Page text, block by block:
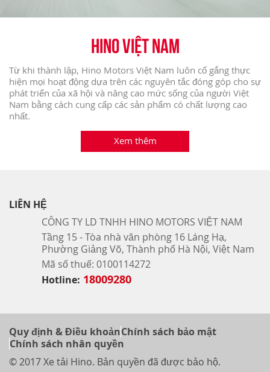
HINO VIỆT NAM
Từ khi thành lập, Hino Motors Việt Nam luôn cố gắng thực
hiện mọi hoạt động dựa trên các nguyên tắc đóng góp cho sự
phát triển của xã hội và nâng cao mức sống của người Việt
Nam bằng cách cung cấp các sản phẩm có chất lượng cao
nhất.
Xem thêm
LIÊN HỆ
CÔNG TY LD TNHH HINO MOTORS VIỆT NAM
Tầng 15 - Tòa nhà văn phòng 16 Láng Hạ,
Phường Giảng Võ, Thành phố Hà Nội, Việt Nam
Mã số thuế: 0100114272
Hotline: 18009280
Quy định & Điều khoảnChính sách bảo mật
Chính sách nhân quyền
© 2017 Xe tải Hino. Bản quyền đã được bảo hộ.